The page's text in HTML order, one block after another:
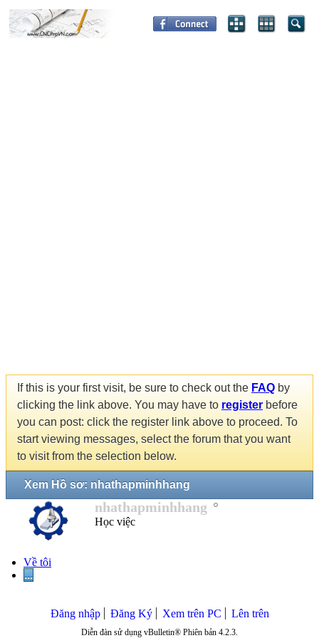
If this is your first visit, be sure to check out the FAQ by
clicking the link above. You may have to register before
you can post: click the register link above to proceed. To
start viewing messages, select the forum that you want
to visit from the selection below.
Xem Hồ sơ: nhathapminhhang
nhathapminhhang
Học việc
Về tôi
...
Đăng nhập Đăng Ký Xem trên PC Lên trên
Diễn đàn sử dụng vBulletin® Phiên bản 4.2.3.